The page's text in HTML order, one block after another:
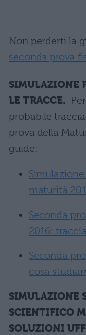
Non perderti la
seconda prova
SIMULAZIONE
LE TRACCE.
probabile
prova della
guide:
maturità
Seconda
2016:
Seconda
cosa
SIMULAZIONE
SCIENTIFICO
SOLUZIONI